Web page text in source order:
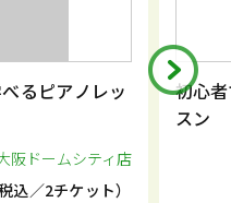
るピアノレッ
阪ドームシティ店
税込／2チケット）
初心
スン